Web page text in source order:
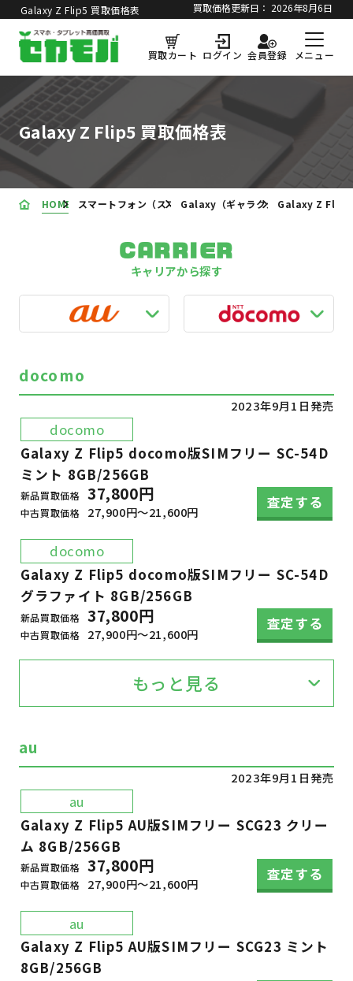
買取価格更新日： 2026年8月6日
Galaxy Z Flip5 買取価格表
買取カート ログイン 会員登録 メニュー
Galaxy Z Flip5 買取価格表
HOME スマートフォン（スマホ）の買取価格表Galaxy（ギャラクシー）買取価格表
Galaxy Z Flip5
CARRIER
キャリアから探す
docomo
2023年9月1日発売
docomo
Galaxy Z Flip5 docomo版SIMフリー SC-54D
ミント 8GB/256GB
新品買取価格 37,800円
中古買取価格 27,900円～21,600円
査定する
docomo
Galaxy Z Flip5 docomo版SIMフリー SC-54D
グラファイト 8GB/256GB
新品買取価格 37,800円
中古買取価格 27,900円～21,600円
査定する
もっと見る
au
2023年9月1日発売
au
Galaxy Z Flip5 AU版SIMフリー SCG23 クリー
ム 8GB/256GB
新品買取価格 37,800円
中古買取価格 27,900円～21,600円
査定する
au
Galaxy Z Flip5 AU版SIMフリー SCG23 ミント
8GB/256GB